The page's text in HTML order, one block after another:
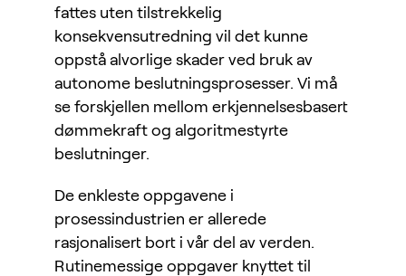
fattes uten tilstrekkelig
konsekvensutredning vil det kunne
oppstå alvorlige skader ved bruk av
autonome beslutningsprosesser. Vi må
se forskjellen mellom erkjennelsesbasert
dømmekraft og algoritmestyrte
beslutninger.
De enkleste oppgavene i
prosessindustrien er allerede
rasjonalisert bort i vår del av verden.
Rutinemessige oppgaver knyttet til